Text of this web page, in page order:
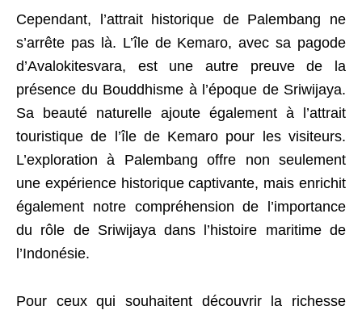
Cependant, l’attrait historique de Palembang ne
s’arrête pas là. L’île de Kemaro, avec sa pagode
d’Avalokitesvara, est une autre preuve de la
présence du Bouddhisme à l’époque de Sriwijaya.
Sa beauté naturelle ajoute également à l’attrait
touristique de l’île de Kemaro pour les visiteurs.
L’exploration à Palembang offre non seulement
une expérience historique captivante, mais enrichit
également notre compréhension de l’importance
du rôle de Sriwijaya dans l’histoire maritime de
l’Indonésie.
Pour ceux qui souhaitent découvrir la richesse